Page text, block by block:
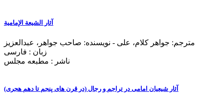
آثار الشيعة الإمامية
مترجم: جواهر کلام، علی - نویسنده: صاحب جواهر، عبدالعزیز
زبان : فارسی
ناشر : مطبعه مجلس
آثار شيعيان امامی در تراجم و رجال (در قرن های پنجم تا دهم هجری)